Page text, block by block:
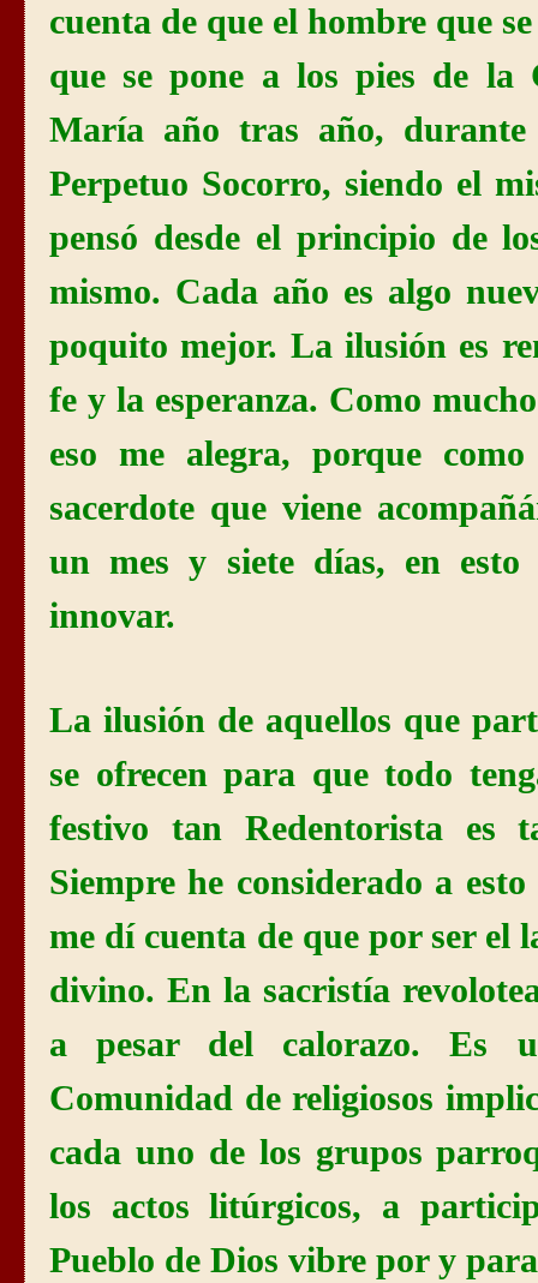
cuenta de que el hombre que
que se pone a los pies de la
María año tras año,
Perpetuo Socorro, siendo el
pensó desde el principio de
mismo. Cada año es algo
poquito mejor. La ilusión es
fe y la esperanza. Como
eso me alegra, porque
sacerdote que viene
un mes y siete días, en
innovar.
La ilusión de aquellos que
se ofrecen para que todo
festivo tan Redentorista es
Siempre he considerado a
me dí cuenta de que por ser el
divino. En la sacristía
a pesar del calorazo. Es
Comunidad de religiosos
cada uno de los grupos
los actos litúrgicos, a
Pueblo de Dios vibre por y